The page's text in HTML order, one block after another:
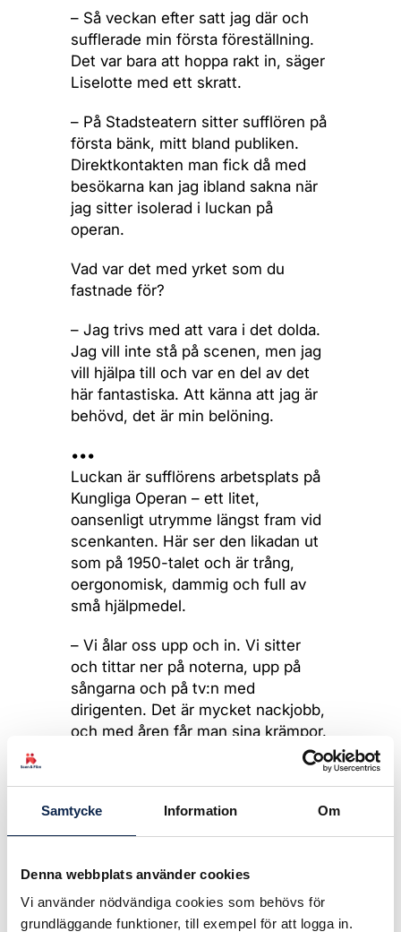
Samtycke Information Om
Denna webbplats använder cookies
Vi använder nödvändiga cookies som behövs för
grundläggande funktioner, till exempel för att logga in.
– Så veckan efter satt jag där och
sufflerade min första föreställning.
Det var bara att hoppa rakt in, säger
Liselotte med ett skratt.
– På Stadsteatern sitter sufflören på
första bänk, mitt bland publiken.
Direktkontakten man fick då med
besökarna kan jag ibland sakna när
jag sitter isolerad i luckan på
operan.
Vad var det med yrket som du
fastnade för?
– Jag trivs med att vara i det dolda.
Jag vill inte stå på scenen, men jag
vill hjälpa till och var en del av det
här fantastiska. Att känna att jag är
behövd, det är min belöning.
•••
Luckan är sufflörens arbetsplats på
Kungliga Operan – ett litet,
oansenligt utrymme längst fram vid
scenkanten. Här ser den likadan ut
som på 1950-talet och är trång,
oergonomisk, dammig och full av
små hjälpmedel.
– Vi ålar oss upp och in. Vi sitter
och tittar ner på noterna, upp på
sångarna och på tv:n med
dirigenten. Det är mycket nackjobb,
och med åren får man sina krämpor.
med sångarna. Hon kan peka för att
ge en insats, hålla upp en
stopphand för att tysta eller visa att
dirigentens minsta rörelser i en liten
monitor och takterar ibland själv
med handen när en sångare har